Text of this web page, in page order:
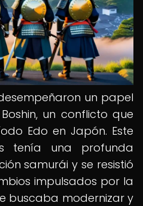
un papel
un conflicto que
Edo en Japón. Este
tenía una profunda
samurái y se resistió
impulsados por la
buscaba modernizar y